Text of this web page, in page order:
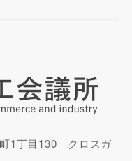
1丁目130 クロスガ